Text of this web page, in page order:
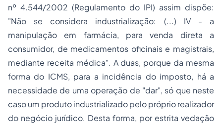
nº 4.544/2002 (Regulamento do IPI) assim dispõe:
"Não se considera industrialização: (...) IV - a
manipulação em farmácia, para venda direta a
consumidor, de medicamentos oficinais e magistrais,
mediante receita médica". A duas, porque da mesma
forma do ICMS, para a incidência do imposto, há a
necessidade de uma operação de "dar", só que neste
caso um produto industrializado pelo próprio realizador
do negócio jurídico. Desta forma, por estrita vedação